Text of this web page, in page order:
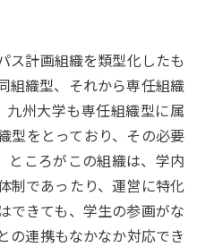
ス計画組織を類型化したも
組織型、それから専任組織
州大学も専任組織型に属
型をとっており、その必要
ところがこの組織は、学内
制であったり、運営に特化
できても、学生の参画がな
の連携もなかなか対応でき